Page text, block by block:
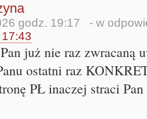
godz. 19:17 - w
już nie raz zwracaną
ostatni raz
PŁ inaczej straci